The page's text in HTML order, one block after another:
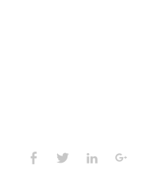
Social
Facebook
TwitterLinkedIn